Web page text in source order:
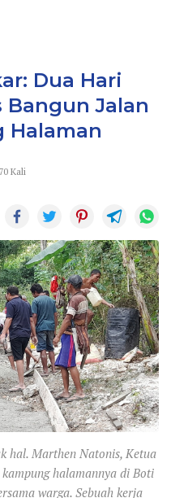
Dua Hari
Jalan
Halaman
Kali
hal. Marthen Natonis, Ketua
halamannya di Boti
warga. Sebuah kerja